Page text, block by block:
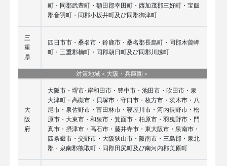
町・同郡武豊町・額田郡幸田町・西加茂郡三好町・宝飯
郡音羽町・同郡小坂井町及び同郡御津町
三
重
県
四日市市・桑名市・鈴鹿市・桑名郡長島町・同郡木曽岬
町・三重郡楠町・同郡朝日町及び同郡川越町
対策地域＜大阪・兵庫圏＞
大
阪
府
大阪市・堺市･岸和田市・豊中市・池田市・吹田市・泉
大津町・高槻市・貝塚市・守口市・枚方市・茨木市・八
尾市・泉佐野市・富田林市・寝屋川市・河内長野市・松
原市・大東市・和泉市・箕面市・柏原市・羽曳野市・門
真市・摂津市・高石市・藤井寺市・東大阪市・泉南市・
四条畷市・交野市・大阪狭山市・阪南市・三島郡・泉北
郡・泉南郡熊取町・同郡田尻町及び南河内郡美原町